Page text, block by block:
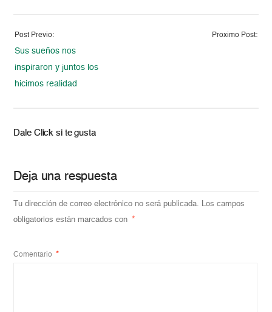
Post Previo:
Sus sueños nos
inspiraron y juntos los
hicimos realidad
Proximo Post:
Dale Click si te gusta
Deja una respuesta
Tu dirección de correo electrónico no será publicada. Los campos
obligatorios están marcados con *
Comentario *